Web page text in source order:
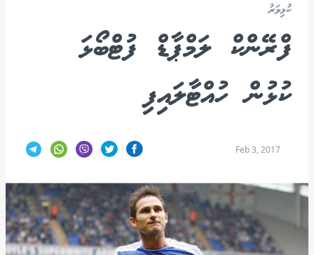
ކުޅިވަރު
ފްރޭންކް ލަމްޕާޑް ފުޓްބޯޅަ
ކުޅުން ހުއްޓާލައިފި
Feb 3, 2017